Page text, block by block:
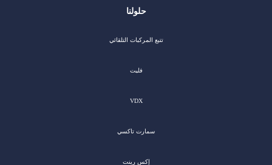
حلولنا
تتبع المركبات التلقائي
فليت
VDX
سمارت تاكسي
إكس رينت